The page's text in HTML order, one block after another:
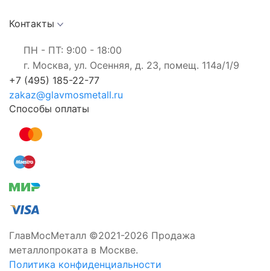
Контакты
ПН - ПТ: 9:00 - 18:00
г. Москва, ул. Осенняя, д. 23, помещ. 114а/1/9
+7 (495) 185-22-77
zakaz@glavmosmetall.ru
Способы оплаты
ГлавМосМеталл ©2021-2026 Продажа
металлопроката в Москве.
Политика конфиденциальности